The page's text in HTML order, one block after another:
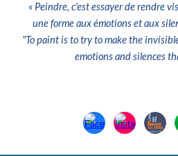
« Peindre, c'est essayer de rendre
une forme aux émotions et aux
"To paint is to try to make the
emotions and silences